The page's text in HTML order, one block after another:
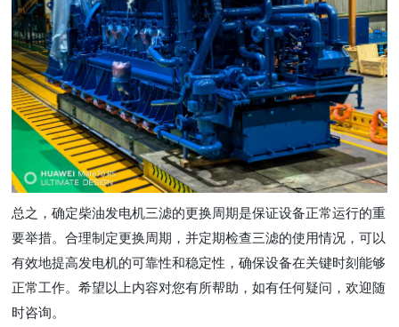
总之，确定柴油发电机三滤的更换周期是保证设备正常运行的重
要举措。合理制定更换周期，并定期检查三滤的使用情况，可以
有效地提高发电机的可靠性和稳定性，确保设备在关键时刻能够
正常工作。希望以上内容对您有所帮助，如有任何疑问，欢迎随
时咨询。